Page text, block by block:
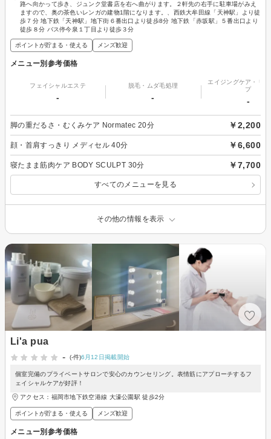
路へ向かって歩き、ジュンク堂書店を右へ曲がります。２軒先の右手に駐車場がみえ
ますので、奥の茶色いレンガの建物1階になります。、西鉄大牟田線「天神駅」より徒
歩７分 地下鉄「天神駅」地下街６番出口より徒歩8分 地下鉄「赤坂駅」５番出口より
徒歩８分 バス停今泉１丁目より徒歩３分
ポイントが貯まる・使える メンズ歓迎
メニュー別参考価格
フェイシャルエステ
-
脱毛・ムダ毛処理
-
エイジングケア・リ
プ
-
脚の重だるさ・むくみケア Normatec 20分 ￥2,200
顔・首肩すっきり メディセル 40分 ￥6,600
寝たまま筋肉ケア BODY SCULPT 30分 ￥7,700
すべてのメニューを見る
その他の情報を表示
Li'a pua
-
(-件)6月12日掲載開始
個室完備のプライベートサロンで安心のカウンセリング。表情筋にアプローチするフ
ェイシャルケアが好評！
アクセス：福岡市地下鉄空港線 大濠公園駅 徒歩2分
ポイントが貯まる・使える メンズ歓迎
メニュー別参考価格